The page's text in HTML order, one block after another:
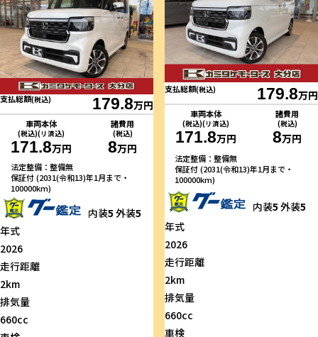
支払総額(税込) 179.8万円
車両本体
(税込)(リ済込)
171.8万円
諸費用
(税込)
8万円
法定整備：整備無
保証付 (2031(令和13)年1月まで・
100000km)
内装5 外装5
年式
2026
走行距離
2km
排気量
660cc
支払総額(税込) 179.8万円
車両本体
(税込)(リ済込)
171.8万円
諸費用
(税込)
8万円
法定整備：整備無
保証付 (2031(令和13)年1月まで・
100000km)
内装5 外装5
年式
2026
走行距離
2km
排気量
660cc
車検